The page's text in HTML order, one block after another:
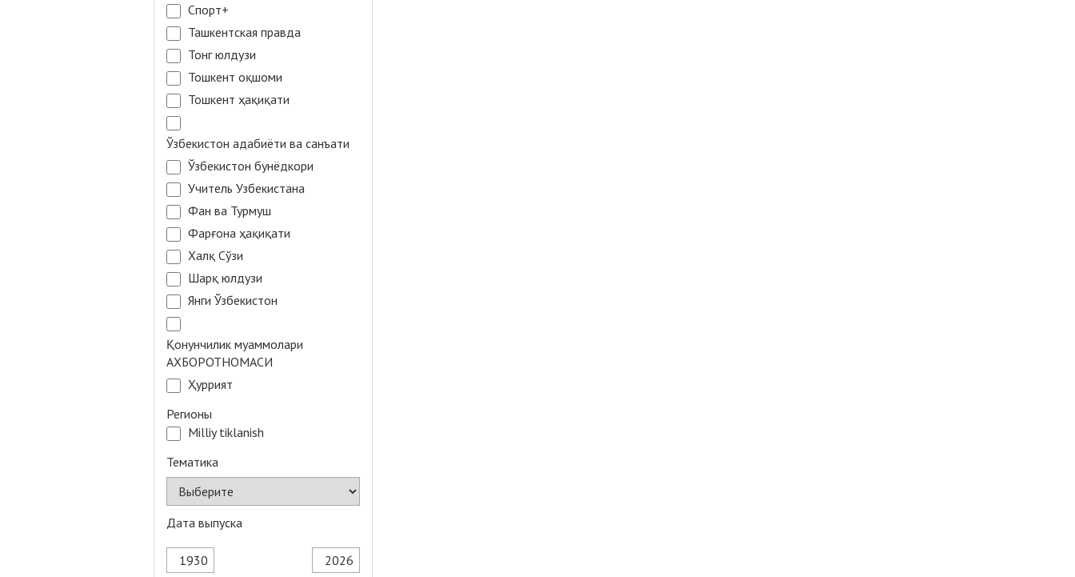
Спорт+
Ташкентская правда
Тонг юлдузи
Тошкент оқшоми
Тошкент ҳақиқати
Ўзбекистон адабиёти ва санъати
Ўзбекистон бунёдкори
Учитель Узбекистана
Фан ва Турмуш
Фарғона ҳақиқати
Халқ Сўзи
Шарқ юлдузи
Янги Ўзбекистон
Қонунчилик муаммолари
АХБОРОТНОМАСИ
Ҳуррият
Регионы
Milliy tiklanish
Тематика
Дата выпуска